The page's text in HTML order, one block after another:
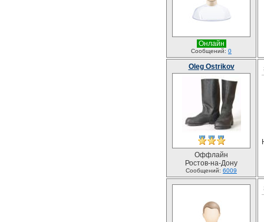
Онлайн
Сообщений: 0
Oleg Ostrikov
Оффлайн
Ростов-на-Дону
Сообщений: 6009